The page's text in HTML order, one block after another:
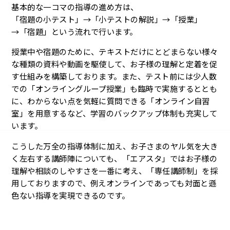
基本的な一コマの指導の進め方は、
「宿題の小テスト」→「小テストの解説」→「授業」
→「宿題」という流れで行います。
授業中や宿題のために、テキストだけにとどまらない様々
な種類の資料や動画を駆使して、お子様の理解と定着を促
す仕組みを構築しております。また、テスト前には少人数
での「オンライングループ授業」も臨時で実施するととも
に、わからない点を気軽に質問できる「オンライン自習
室」を用意するなど、学習のバックアップ体制も充実して
います。
こうした万全の指導体制に加え、お子さまのヤル気を大き
く左右する講師陣についても、「エアスタ」ではお子様の
理解や相談のしやすさを一番に考え、「専任講師制」を採
用しておりますので、例えオンラインであっても対面と遜
色ない指導を実現できるのです。